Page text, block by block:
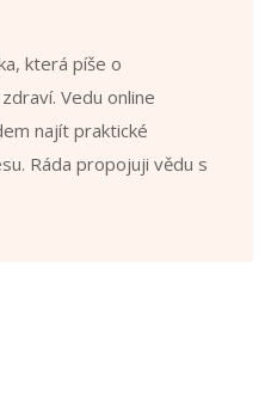
která píše o
Vedu online
najít praktické
Ráda propojuji vědu s